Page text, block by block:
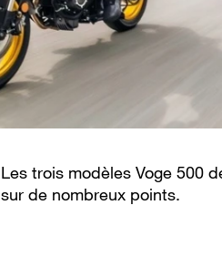
Les trois modèles Voge 500
sur de nombreux points.